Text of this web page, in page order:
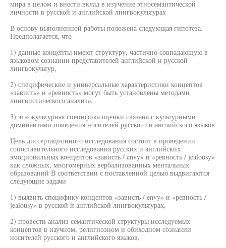
мира в целом и внести вклад в изучение этносемантической
личности в русской и английской лингвокультурах
В основу выполненной работы положена следующая гипотеза.
Предполагается, что-
1) данные концепты имеют структуру, частично совпадающую в
языковом сознании представителей английской и русской
лингвокультур,
2) специфические и универсальные характеристики концептов
«зависть» и «ревность» могут быть установлены методами
лингвистического анализа,
3) этнокультурная специфика оценки связана с культурными
доминантами поведения носителей русского и английского языков
Цель диссертационного исследования состоит в проведении
сопоставительного исследования русских и английских
эмоциональных концептов «зависть / envy» и «ревность / jealousy»
как сложных, многомерных вербализованных ментальных
образований В соответствии с поставленной целью выдвигаются
следующие задачи
1) выявить специфику концептов «зависть / envy» и «ревность /
jealousy» в русской и английской лингвокультурах,
2) провести анализ семантической структуры исследуемых
концептов в научном, религиозном и обиходном сознании
носителей русского и английского языков,